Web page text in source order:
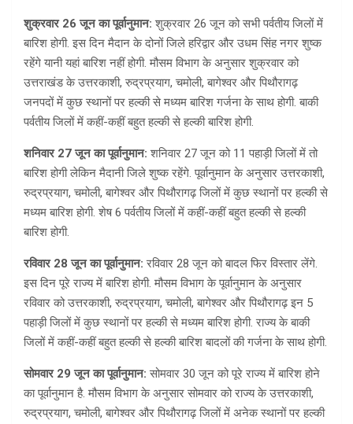
शुक्रवार 26 जून का पूर्वानुमान:शुक्रवार 26 जून को सभी पर्वतीय जिलों में
बारिश होगी. इस दिन मैदान के दोनों जिले हरिद्वार और उधम सिंह नगर शुष्क
रहेंगे यानी यहां बारिश नहीं होगी. मौसम विभाग के अनुसार शुक्रवार को
उत्तराखंड के उत्तरकाशी, रुद्रप्रयाग, चमोली, बागेश्वर और पिथौरागढ़
जनपदों में कुछ स्थानों पर हल्की से मध्यम बारिश गर्जना के साथ होगी. बाकी
पर्वतीय जिलों में कहीं-कहीं बहुत हल्की से हल्की बारिश होगी.
शनिवार 27 जून का पूर्वानुमान: शनिवार 27 जून को 11 पहाड़ी जिलों में तो
बारिश होगी लेकिन मैदानी जिले शुष्क रहेंगे. पूर्वानुमान के अनुसार उत्तरकाशी,
रुद्रप्रयाग, चमोली, बागेश्वर और पिथौरागढ़ जिलों में कुछ स्थानों पर हल्की से
मध्यम बारिश होगी. शेष 6 पर्वतीय जिलों में कहीं-कहीं बहुत हल्की से हल्की
बारिश होगी.
रविवार 28 जून का पूर्वानुमान: रविवार 28 जून को बादल फिर विस्तार लेंगे.
इस दिन पूरे राज्य में बारिश होगी. मौसम विभाग के पूर्वानुमान के अनुसार
रविवार को उत्तरकाशी, रुद्रप्रयाग, चमोली, बागेश्वर और पिथौरागढ़ इन 5
पहाड़ी जिलों में कुछ स्थानों पर हल्की से मध्यम बारिश होगी. राज्य के बाकी
जिलों में कहीं-कहीं बहुत हल्की से हल्की बारिश बादलों की गर्जना के साथ होगी.
सोमवार 29 जून का पूर्वानुमान:सोमवार 30 जून को पूरे राज्य में बारिश होने
का पूर्वानुमान है. मौसम विभाग के अनुसार सोमवार को राज्य के उत्तरकाशी,
रुद्रप्रयाग, चमोली, बागेश्वर और पिथौरागढ़ जिलों में अनेक स्थानों पर हल्की